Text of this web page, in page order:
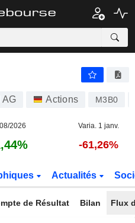
AG Actions M3B0
2026 Varia. 1 janv.
-61,26%
Actualités
de Résultat Bilan Flux